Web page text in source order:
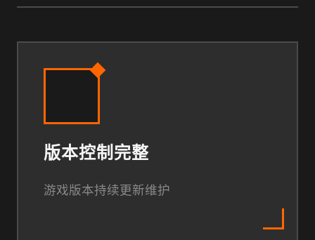
版本控制完整
游戏版本持续更新维护